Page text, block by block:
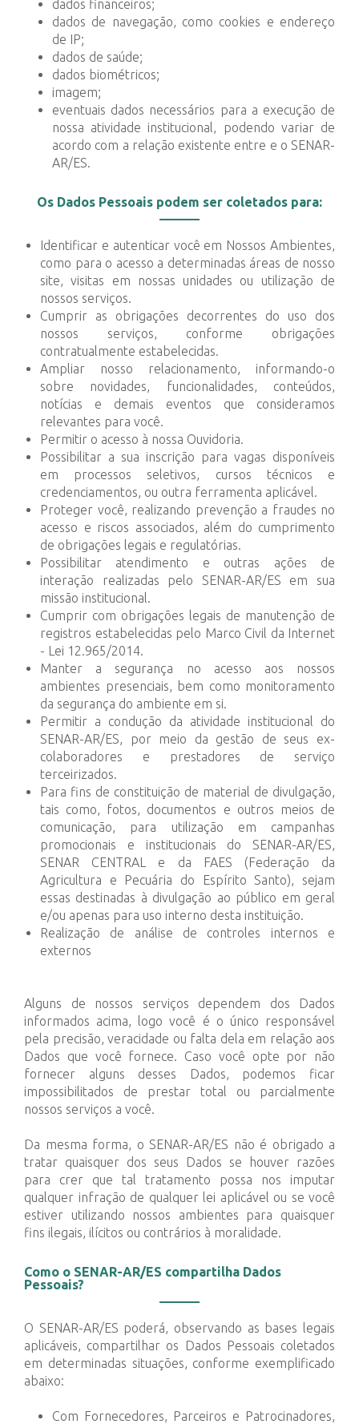
dados financeiros;
dados de navegação, como cookies e endereço
de IP;
dados de saúde;
dados biométricos;
imagem;
eventuais dados necessários para a execução de
nossa atividade institucional, podendo variar de
acordo com a relação existente entre e o SENAR-
AR/ES.
Os Dados Pessoais podem ser coletados para:
Identificar e autenticar você em Nossos Ambientes,
como para o acesso a determinadas áreas de nosso
site, visitas em nossas unidades ou utilização de
nossos serviços.
Cumprir as obrigações decorrentes do uso dos
nossos serviços, conforme obrigações
contratualmente estabelecidas.
Ampliar nosso relacionamento, informando-o
sobre novidades, funcionalidades, conteúdos,
notícias e demais eventos que consideramos
relevantes para você.
Permitir o acesso à nossa Ouvidoria.
Possibilitar a sua inscrição para vagas disponíveis
em processos seletivos, cursos técnicos e
credenciamentos, ou outra ferramenta aplicável.
Proteger você, realizando prevenção a fraudes no
acesso e riscos associados, além do cumprimento
de obrigações legais e regulatórias.
Possibilitar atendimento e outras ações de
interação realizadas pelo SENAR-AR/ES em sua
missão institucional.
Cumprir com obrigações legais de manutenção de
registros estabelecidas pelo Marco Civil da Internet
- Lei 12.965/2014.
Manter a segurança no acesso aos nossos
ambientes presenciais, bem como monitoramento
da segurança do ambiente em si.
Permitir a condução da atividade institucional do
SENAR-AR/ES, por meio da gestão de seus ex-
colaboradores e prestadores de serviço
terceirizados.
Para fins de constituição de material de divulgação,
tais como, fotos, documentos e outros meios de
comunicação, para utilização em campanhas
promocionais e institucionais do SENAR-AR/ES,
SENAR CENTRAL e da FAES (Federação da
Agricultura e Pecuária do Espírito Santo), sejam
essas destinadas à divulgação ao público em geral
e/ou apenas para uso interno desta instituição.
Realização de análise de controles internos e
externos
Alguns de nossos serviços dependem dos Dados
informados acima, logo você é o único responsável
pela precisão, veracidade ou falta dela em relação aos
Dados que você fornece. Caso você opte por não
fornecer alguns desses Dados, podemos ficar
impossibilitados de prestar total ou parcialmente
nossos serviços a você.
Da mesma forma, o SENAR-AR/ES não é obrigado a
tratar quaisquer dos seus Dados se houver razões
para crer que tal tratamento possa nos imputar
qualquer infração de qualquer lei aplicável ou se você
estiver utilizando nossos ambientes para quaisquer
fins ilegais, ilícitos ou contrários à moralidade.
Como o SENAR-AR/ES compartilha Dados
Pessoais?
O SENAR-AR/ES poderá, observando as bases legais
aplicáveis, compartilhar os Dados Pessoais coletados
em determinadas situações, conforme exemplificado
abaixo:
Com Fornecedores, Parceiros e Patrocinadores,